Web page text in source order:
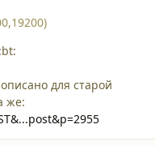
для старой
же: